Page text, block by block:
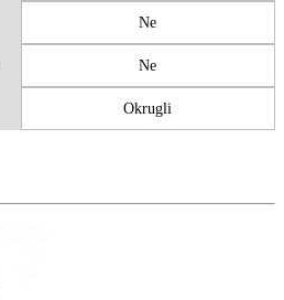
Ne
Ne
Okrugli